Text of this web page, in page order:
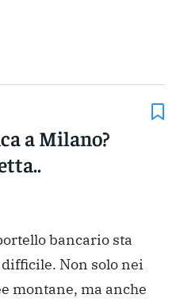
a Milano?
bancario sta
Non solo nei
montane, ma anche